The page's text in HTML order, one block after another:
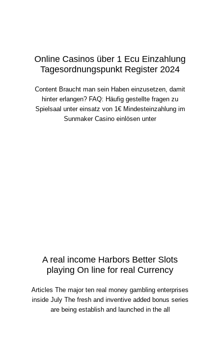
Online Casinos über 1 Ecu Einzahlung
Tagesordnungspunkt Register 2024
Content Braucht man sein Haben einzusetzen, damit
hinter erlangen? FAQ: Häufig gestellte fragen zu
Spielsaal unter einsatz von 1€ Mindesteinzahlung im
Sunmaker Casino einlösen unter
A real income Harbors Better Slots
playing On line for real Currency
Articles The major ten real money gambling enterprises
inside July The fresh and inventive added bonus series
are being establish and launched in the all